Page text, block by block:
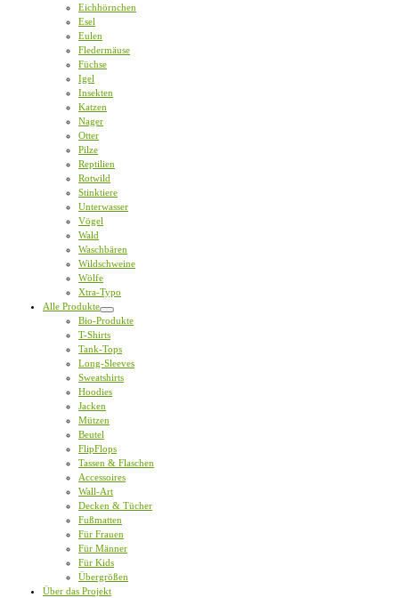
Eichhörnchen
Esel
Eulen
Fledermäuse
Füchse
Igel
Insekten
Katzen
Nager
Otter
Pilze
Reptilien
Rotwild
Stinktiere
Unterwasser
Vögel
Wald
Waschbären
Wildschweine
Wölfe
Xtra-Typo
Alle Produkte
Bio-Produkte
T-Shirts
Tank-Tops
Long-Sleeves
Sweatshirts
Hoodies
Jacken
Mützen
Beutel
FlipFlops
Tassen & Flaschen
Accessoires
Wall-Art
Decken & Tücher
Fußmatten
Für Frauen
Für Männer
Für Kids
Übergrößen
Über das Projekt